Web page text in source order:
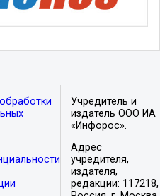
Учредитель и
издатель ООО ИА
«Инфорос».
Адрес
учредителя,
издателя,
редакции: 117218,